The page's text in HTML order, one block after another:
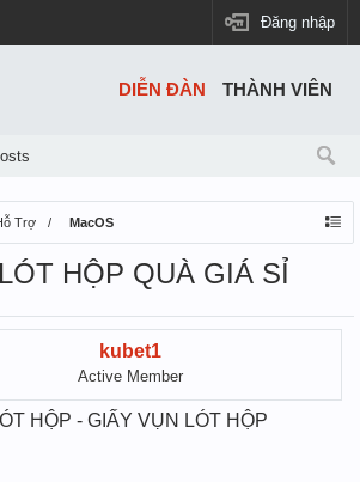
Đăng nhập
Trợ MacOS
HỘP QUÀ GIÁ SỈ
kubet1
Active Member
HỘP - GIẤY VỤN LÓT HỘP
DIỄN ĐÀN THÀNH VIÊN